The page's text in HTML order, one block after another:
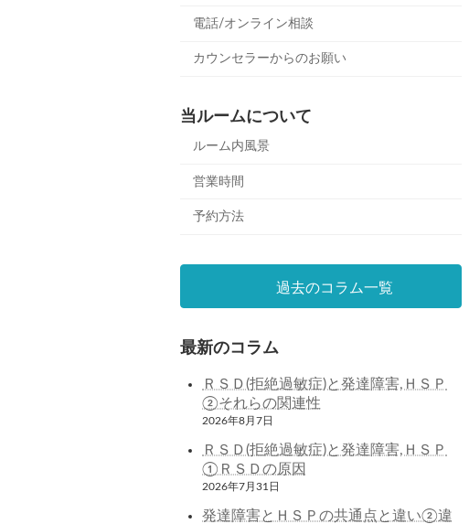
電話/オンライン相談
カウンセラーからのお願い
当ルームについて
ルーム内風景
営業時間
予約方法
過去のコラム一覧
最新のコラム
ＲＳＤ(拒絶過敏症)と発達障害,ＨＳＰ
②それらの関連性
2026年8月7日
ＲＳＤ(拒絶過敏症)と発達障害,ＨＳＰ
①ＲＳＤの原因
2026年7月31日
発達障害とＨＳＰの共通点と違い②違